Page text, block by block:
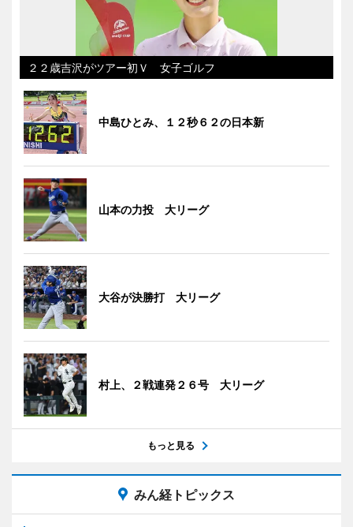
２２歳吉沢がツアー初Ｖ 女子ゴルフ
中島ひとみ、１２秒６２の日本新
山本の力投 大リーグ
大谷が決勝打 大リーグ
村上、２戦連発２６号 大リーグ
もっと見る
みん経トピックス